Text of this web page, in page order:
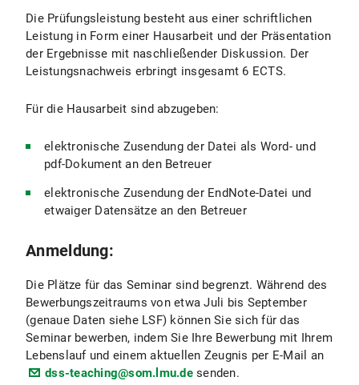
Die Prüfungsleistung besteht aus einer schriftlichen
Leistung in Form einer Hausarbeit und der Präsentation
der Ergebnisse mit naschließender Diskussion. Der
Leistungsnachweis erbringt insgesamt 6 ECTS.
Für die Hausarbeit sind abzugeben:
elektronische Zusendung der Datei als Word- und
pdf-Dokument an den Betreuer
elektronische Zusendung der EndNote-Datei und
etwaiger Datensätze an den Betreuer
Anmeldung:
Die Plätze für das Seminar sind begrenzt. Während des
Bewerbungszeitraums von etwa Juli bis September
(genaue Daten siehe LSF) können Sie sich für das
Seminar bewerben, indem Sie Ihre Bewerbung mit Ihrem
Lebenslauf und einem aktuellen Zeugnis per E-Mail an
dss-teaching@som.lmu.desenden.